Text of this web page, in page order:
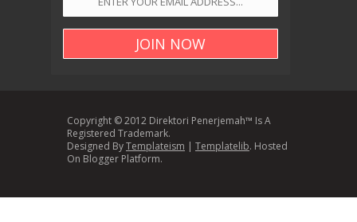
Copyright © 2012 Direktori Penerjemah™ Is A
Registered Trademark.
Designed ByTemplateism | Templatelib. Hosted
On Blogger Platform.